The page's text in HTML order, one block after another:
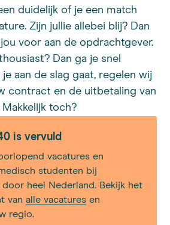
duidelijk of je een match
Zijn jullie allebei blij? Dan
voor aan de opdrachtgever.
Dan ga je snel
je aan de slag gaat, regelen wij
contract en de uitbetaling van
toch?
is vervuld
vacatures en
studenten bij
heel Nederland. Bekijk het
vanalle vacatures en
regio.